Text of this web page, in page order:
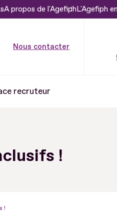
A propos de l'AgefiphL'Agefiph
Nous contacter
recruteur
!
!